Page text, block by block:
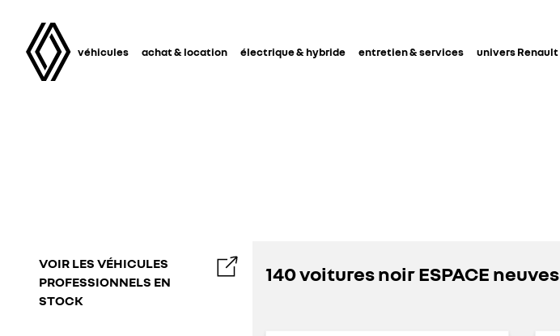
véhicules achat & location électrique & hybride entretien & services univers Renault
VOIR LES VÉHICULES
PROFESSIONNELS EN
STOCK
140 voitures noir ESPACE neuves